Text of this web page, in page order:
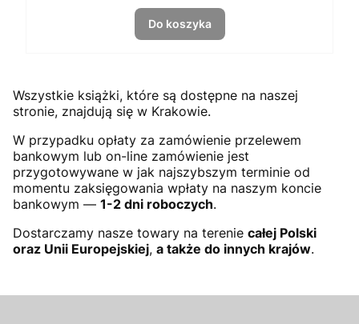
Do koszyka
Wszystkie książki, które są dostępne na naszej
stronie, znajdują się w Krakowie.
W przypadku opłaty za zamówienie przelewem
bankowym lub on-line zamówienie jest
przygotowywane w jak najszybszym terminie od
momentu zaksięgowania wpłaty na naszym koncie
bankowym — 1-2 dni roboczych.
Dostarczamy nasze towary na terenie całej Polski
oraz Unii Europejskiej, a także do innych krajów.